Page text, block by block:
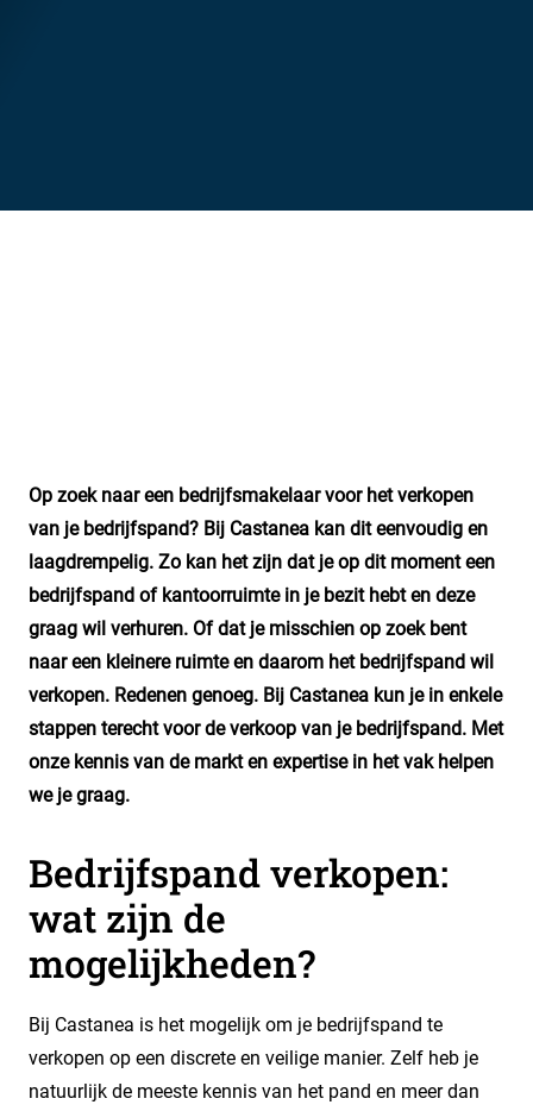
Op zoek naar een bedrijfsmakelaar voor het verkopen
van je bedrijfspand? Bij Castanea kan dit eenvoudig en
laagdrempelig. Zo kan het zijn dat je op dit moment een
bedrijfspand of kantoorruimte in je bezit hebt en deze
graag wil verhuren. Of dat je misschien op zoek bent
naar een kleinere ruimte en daarom het bedrijfspand wil
verkopen. Redenen genoeg. Bij Castanea kun je in enkele
stappen terecht voor de verkoop van je bedrijfspand. Met
onze kennis van de markt en expertise in het vak helpen
we je graag.
Bedrijfspand verkopen:
wat zijn de
mogelijkheden?
Bij Castanea is het mogelijk om je bedrijfspand te
verkopen op een discrete en veilige manier. Zelf heb je
natuurlijk de meeste kennis van het pand en meer dan